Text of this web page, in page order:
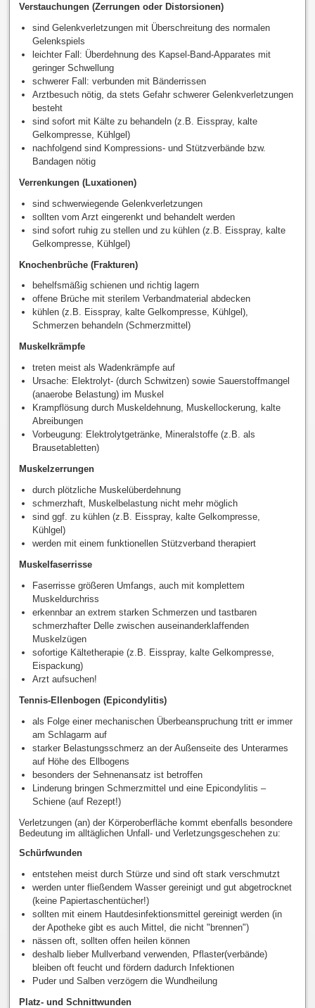
Verstauchungen (Zerrungen oder Distorsionen)
sind Gelenkverletzungen mit Überschreitung des normalen
Gelenkspiels
leichter Fall: Überdehnung des Kapsel-Band-Apparates mit
geringer Schwellung
schwerer Fall: verbunden mit Bänderrissen
Arztbesuch nötig, da stets Gefahr schwerer Gelenkverletzungen
besteht
sind sofort mit Kälte zu behandeln (z.B. Eisspray, kalte
Gelkompresse, Kühlgel)
nachfolgend sind Kompressions- und Stützverbände bzw.
Bandagen nötig
Verrenkungen (Luxationen)
sind schwerwiegende Gelenkverletzungen
sollten vom Arzt eingerenkt und behandelt werden
sind sofort ruhig zu stellen und zu kühlen (z.B. Eisspray, kalte
Gelkompresse, Kühlgel)
Knochenbrüche (Frakturen)
behelfsmäßig schienen und richtig lagern
offene Brüche mit sterilem Verbandmaterial abdecken
kühlen (z.B. Eisspray, kalte Gelkompresse, Kühlgel),
Schmerzen behandeln (Schmerzmittel)
Muskelkrämpfe
treten meist als Wadenkrämpfe auf
Ursache: Elektrolyt- (durch Schwitzen) sowie Sauerstoffmangel
(anaerobe Belastung) im Muskel
Krampflösung durch Muskeldehnung, Muskellockerung, kalte
Abreibungen
Vorbeugung: Elektrolytgetränke, Mineralstoffe (z.B. als
Brausetabletten)
Muskelzerrungen
durch plötzliche Muskelüberdehnung
schmerzhaft, Muskelbelastung nicht mehr möglich
sind ggf. zu kühlen (z.B. Eisspray, kalte Gelkompresse,
Kühlgel)
werden mit einem funktionellen Stützverband therapiert
Muskelfaserrisse
Faserrisse größeren Umfangs, auch mit komplettem
Muskeldurchriss
erkennbar an extrem starken Schmerzen und tastbaren
schmerzhafter Delle zwischen auseinanderklaffenden
Muskelzügen
sofortige Kältetherapie (z.B. Eisspray, kalte Gelkompresse,
Eispackung)
Arzt aufsuchen!
Tennis-Ellenbogen (Epicondylitis)
als Folge einer mechanischen Überbeanspruchung tritt er immer
am Schlagarm auf
starker Belastungsschmerz an der Außenseite des Unterarmes
auf Höhe des Ellbogens
besonders der Sehnenansatz ist betroffen
Linderung bringen Schmerzmittel und eine Epicondylitis –
Schiene (auf Rezept!)
Verletzungen (an) der Körperoberfläche kommt ebenfalls besondere
Bedeutung im alltäglichen Unfall- und Verletzungsgeschehen zu:
Schürfwunden
entstehen meist durch Stürze und sind oft stark verschmutzt
werden unter fließendem Wasser gereinigt und gut abgetrocknet
(keine Papiertaschentücher!)
sollten mit einem Hautdesinfektionsmittel gereinigt werden (in
der Apotheke gibt es auch Mittel, die nicht "brennen")
nässen oft, sollten offen heilen können
deshalb lieber Mullverband verwenden, Pflaster(verbände)
bleiben oft feucht und fördern dadurch Infektionen
Puder und Salben verzögern die Wundheilung
Platz- und Schnittwunden